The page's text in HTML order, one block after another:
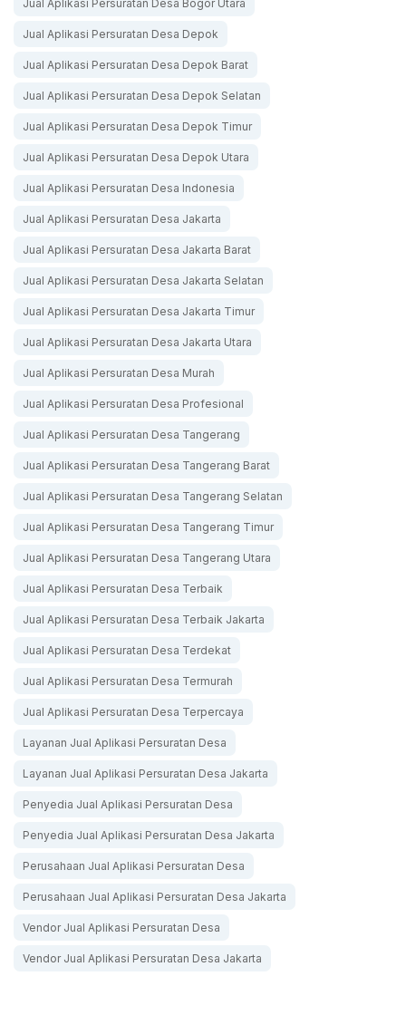
Jual Aplikasi Persuratan Desa Bogor Utara
Jual Aplikasi Persuratan Desa Depok
Jual Aplikasi Persuratan Desa Depok Barat
Jual Aplikasi Persuratan Desa Depok Selatan
Jual Aplikasi Persuratan Desa Depok Timur
Jual Aplikasi Persuratan Desa Depok Utara
Jual Aplikasi Persuratan Desa Indonesia
Jual Aplikasi Persuratan Desa Jakarta
Jual Aplikasi Persuratan Desa Jakarta Barat
Jual Aplikasi Persuratan Desa Jakarta Selatan
Jual Aplikasi Persuratan Desa Jakarta Timur
Jual Aplikasi Persuratan Desa Jakarta Utara
Jual Aplikasi Persuratan Desa Murah
Jual Aplikasi Persuratan Desa Profesional
Jual Aplikasi Persuratan Desa Tangerang
Jual Aplikasi Persuratan Desa Tangerang Barat
Jual Aplikasi Persuratan Desa Tangerang Selatan
Jual Aplikasi Persuratan Desa Tangerang Timur
Jual Aplikasi Persuratan Desa Tangerang Utara
Jual Aplikasi Persuratan Desa Terbaik
Jual Aplikasi Persuratan Desa Terbaik Jakarta
Jual Aplikasi Persuratan Desa Terdekat
Jual Aplikasi Persuratan Desa Termurah
Jual Aplikasi Persuratan Desa Terpercaya
Layanan Jual Aplikasi Persuratan Desa
Layanan Jual Aplikasi Persuratan Desa Jakarta
Penyedia Jual Aplikasi Persuratan Desa
Penyedia Jual Aplikasi Persuratan Desa Jakarta
Perusahaan Jual Aplikasi Persuratan Desa
Perusahaan Jual Aplikasi Persuratan Desa Jakarta
Vendor Jual Aplikasi Persuratan Desa
Vendor Jual Aplikasi Persuratan Desa Jakarta